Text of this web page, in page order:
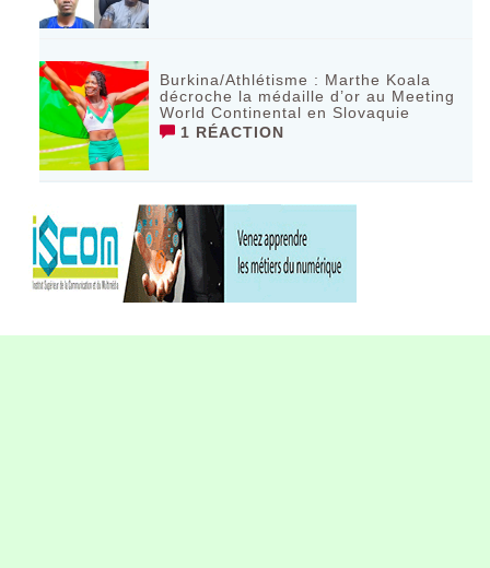
Burkina/Athlétisme : Marthe Koala
décroche la médaille d’or au Meeting
World Continental en Slovaquie ‎
1 RÉACTION